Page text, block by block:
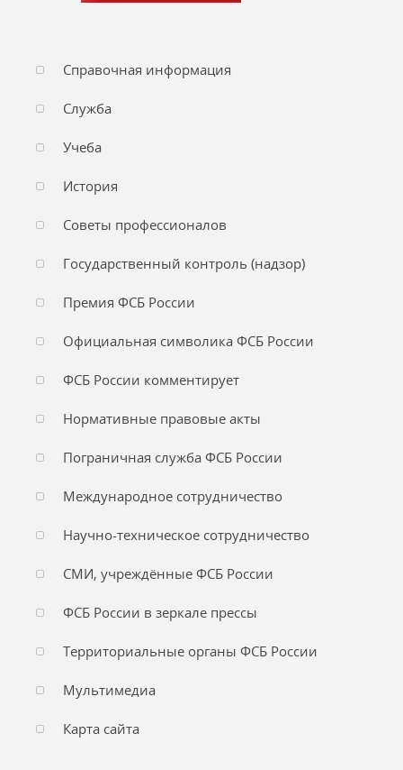
Справочная информация
Служба
Учеба
История
Советы профессионалов
Государственный контроль (надзор)
Премия ФСБ России
Официальная символика ФСБ России
ФСБ России комментирует
Нормативные правовые акты
Пограничная служба ФСБ России
Международное сотрудничество
Научно-техническое сотрудничество
СМИ, учреждённые ФСБ России
ФСБ России в зеркале прессы
Территориальные органы ФСБ России
Мультимедиа
Карта сайта